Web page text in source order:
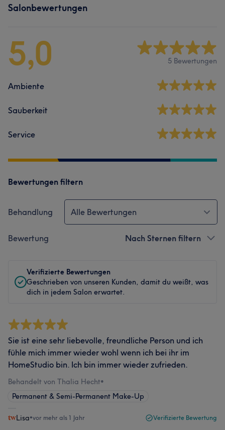
Salonbewertungen
5,0 5 Bewertungen
Ambiente
Sauberkeit
Service
Bewertungen filtern
Behandlung Alle Bewertungen
Bewertung Nach Sternen filtern
Verifizierte Bewertungen
Geschrieben von unseren Kunden, damit du weißt, was
dich in jedem Salon erwartet.
Sie ist eine sehr liebevolle, freundliche Person und ich
fühle mich immer wieder wohl wenn ich bei ihr im
HomeStudio bin. Ich bin immer wieder zufrieden.
Behandelt von Thalia Hecht•
Permanent & Semi-Permanent Make-Up
Lisa•vor mehr als 1 Jahr Verifizierte Bewertung